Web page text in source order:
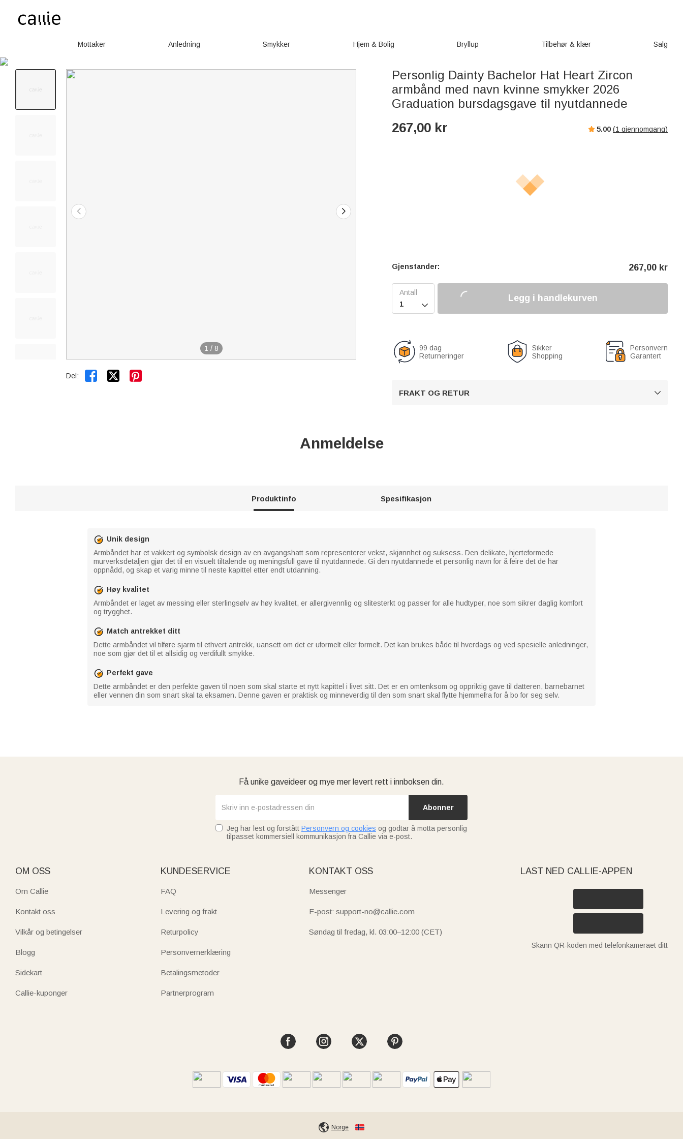
Mottaker Anledning Smykker Hjem & Bolig Bryllup Tilbehør & klær Salg
1 / 8
Del:  
Personlig Dainty Bachelor Hat Heart Zircon
armbånd med navn kvinne smykker 2026
Graduation bursdagsgave til nyutdannede
267,00 kr 5.00 (1 gjennomgang)
Gjenstander: 267,00 kr

Legg i handlekurven
99 dag
Returneringer
Sikker
Shopping
Personvern
Garantert
FRAKT OG RETUR 
Anmeldelse
Produktinfo Spesifikasjon
Unik design
Armbåndet har et vakkert og symbolsk design av en avgangshatt som representerer vekst, skjønnhet og suksess. Den delikate, hjerteformede
murverksdetaljen gjør det til en visuelt tiltalende og meningsfull gave til nyutdannede. Gi den nyutdannede et personlig navn for å feire det de har
oppnådd, og skap et varig minne til neste kapittel etter endt utdanning.
Høy kvalitet
Armbåndet er laget av messing eller sterlingsølv av høy kvalitet, er allergivennlig og slitesterkt og passer for alle hudtyper, noe som sikrer daglig komfort
og trygghet.
Match antrekket ditt
Dette armbåndet vil tilføre sjarm til ethvert antrekk, uansett om det er uformelt eller formelt. Det kan brukes både til hverdags og ved spesielle anledninger,
noe som gjør det til et allsidig og verdifullt smykke.
Perfekt gave
Dette armbåndet er den perfekte gaven til noen som skal starte et nytt kapittel i livet sitt. Det er en omtenksom og oppriktig gave til datteren, barnebarnet
eller vennen din som snart skal ta eksamen. Denne gaven er praktisk og minneverdig til den som snart skal flytte hjemmefra for å bo for seg selv.
Få unike gaveideer og mye mer levert rett i innboksen din.
Abonner
Jeg har lest og forstått Personvern og cookies og godtar å motta personlig
tilpasset kommersiell kommunikasjon fra Callie via e-post.
OM OSS
Om Callie
Kontakt oss
Vilkår og betingelser
Blogg
Sidekart
Callie-kuponger
KUNDESERVICE
FAQ
Levering og frakt
Returpolicy
Personvernerklæring
Betalingsmetoder
Partnerprogram
KONTAKT OSS
Messenger
E-post: support-no@callie.com
Søndag til fredag, kl. 03:00–12:00 (CET)
LAST NED CALLIE-APPEN
Skann QR-koden med telefonkameraet ditt
Norge